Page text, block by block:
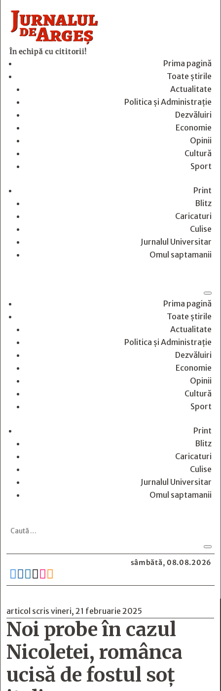
În echipă cu cititorii!
Prima pagină
Toate știrile
Actualitate
Politica și Administrație
Dezvăluiri
Economie
Opinii
Cultură
Sport
Print
Blitz
Caricaturi
Culise
Jurnalul Universitar
Omul saptamanii
Prima pagină
Toate știrile
Actualitate
Politica și Administrație
Dezvăluiri
Economie
Opinii
Cultură
Sport
Print
Blitz
Caricaturi
Culise
Jurnalul Universitar
Omul saptamanii
sâmbătă, 08.08.2026
     
articol scris vineri, 21 februarie 2025
Noi probe în cazul
Nicoletei, românca
ucisă de fostul soț